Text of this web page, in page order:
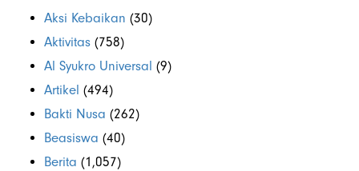
Aksi Kebaikan (30)
Aktivitas (758)
Al Syukro Universal (9)
Artikel (494)
Bakti Nusa (262)
Beasiswa (40)
Berita (1,057)